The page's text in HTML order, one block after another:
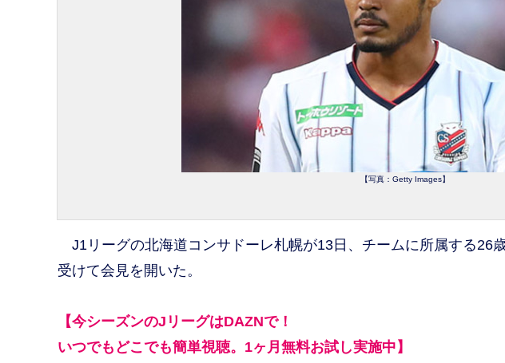
【写真：Getty Images】
J1リーグの北海道コンサドーレ札幌が13日、チームに所属する26
受けて会見を開いた。
【今シーズンのJリーグはDAZNで！
いつでもどこでも簡単視聴。1ヶ月無料お試し実施中】